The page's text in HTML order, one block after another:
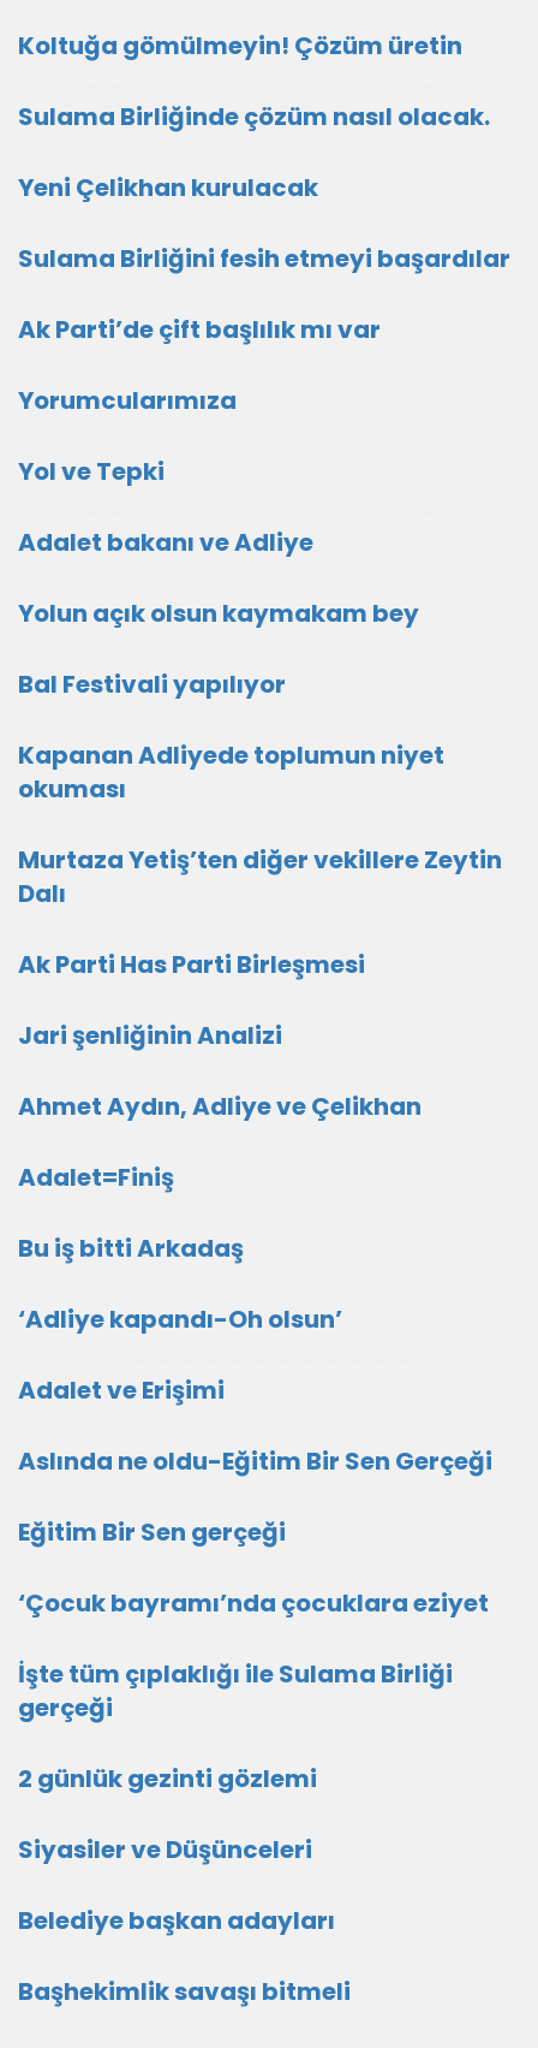
Koltuğa gömülmeyin! Çözüm üretin
Sulama Birliğinde çözüm nasıl olacak.
Yeni Çelikhan kurulacak
Sulama Birliğini fesih etmeyi başardılar
Ak Parti’de çift başlılık mı var
Yorumcularımıza
Yol ve Tepki
Adalet bakanı ve Adliye
Yolun açık olsun kaymakam bey
Bal Festivali yapılıyor
Kapanan Adliyede toplumun niyet
okuması
Murtaza Yetiş’ten diğer vekillere Zeytin
Dalı
Ak Parti Has Parti Birleşmesi
Jari şenliğinin Analizi
Ahmet Aydın, Adliye ve Çelikhan
Adalet=Finiş
Bu iş bitti Arkadaş
‘Adliye kapandı-Oh olsun’
Adalet ve Erişimi
Aslında ne oldu-Eğitim Bir Sen Gerçeği
Eğitim Bir Sen gerçeği
‘Çocuk bayramı’nda çocuklara eziyet
İşte tüm çıplaklığı ile Sulama Birliği
gerçeği
2 günlük gezinti gözlemi
Siyasiler ve Düşünceleri
Belediye başkan adayları
Başhekimlik savaşı bitmeli